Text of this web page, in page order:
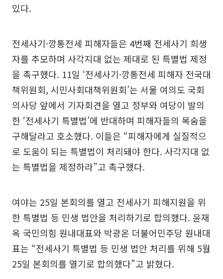
있다.
전세사기·깡통전세 피해자들은 4번째 전세사기 희생
자를 추모하며 사각지대 없는 제대로 된 특별법 제정
을 촉구했다. 11일 ‘전세사기·깡통전세 피해자 전국대
책위원회, 시민사회대책위원회’는 서울 여의도 국회
의사당 앞에서 기자회견을 열고 정부와 여당이 발의
한 ‘전세사기 특별법’에 반대하며 피해자들의 목숨을
구해달라고 호소했다. 이들은 “피해자에게 실질적으
로 도움이 되는 특별법이 처리돼야 한다. 사각지대 없
는 특별법을 제정하라”고 촉구했다.
여야는 25일 본회의를 열고 전세사기 피해지원을 위
한 특별법 등 민생 법안을 처리하기로 합의했다. 윤재
옥 국민의힘 원내대표와 박광온 더불어민주당 원내대
표는 “전세사기 특별법 등 민생 법안 처리를 위해 5월
25일 본회의를 열기로 합의했다”고 밝혔다.